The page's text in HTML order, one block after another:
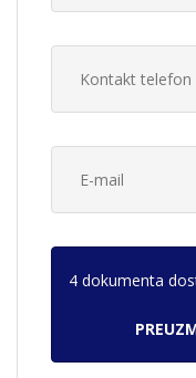
4 dokumenta